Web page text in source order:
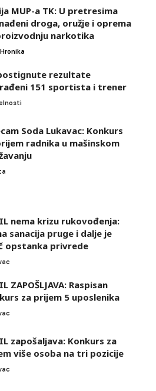
MUP-a TK: U pretresima
droga, oružje i oprema
narkotika
rezultate
151 sportista i trener
Soda Lukavac: Konkurs
radnika u mašinskom
nema krizu rukovođenja:
sanacija pruge i dalje je
opstanka privrede
ZAPOŠLJAVA: Raspisan
za prijem 5 uposlenika
zapošaljava: Konkurs za
više osoba na tri pozicije